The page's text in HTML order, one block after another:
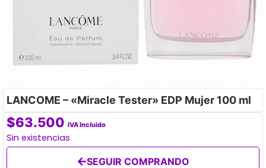
LANCOME – «Miracle Tester» EDP Mujer 100 ml
$63.500 IVA Incluido
Sin existencias
SEGUIR COMPRANDO